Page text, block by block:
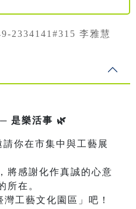
2334141#315 李雅慧
是樂活事 🌿
你在市集中與工藝展
將感謝化作真誠的心意
所在。
工藝文化園區」吧！